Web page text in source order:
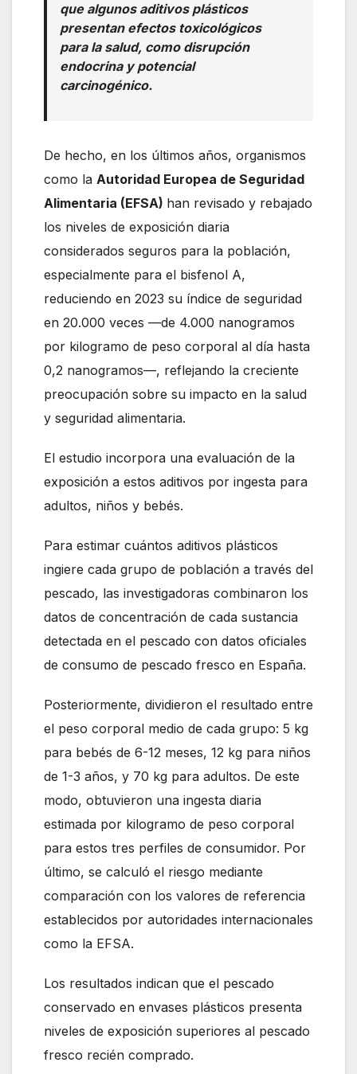
que algunos aditivos plásticos
presentan efectos toxicológicos
para la salud, como disrupción
endocrina y potencial
carcinogénico.
De hecho, en los últimos años, organismos
como la Autoridad Europea de Seguridad
Alimentaria (EFSA) han revisado y rebajado
los niveles de exposición diaria
considerados seguros para la población,
especialmente para el bisfenol A,
reduciendo en 2023 su índice de seguridad
en 20.000 veces —de 4.000 nanogramos
por kilogramo de peso corporal al día hasta
0,2 nanogramos—, reflejando la creciente
preocupación sobre su impacto en la salud
y seguridad alimentaria.
El estudio incorpora una evaluación de la
exposición a estos aditivos por ingesta para
adultos, niños y bebés.
Para estimar cuántos aditivos plásticos
ingiere cada grupo de población a través del
pescado, las investigadoras combinaron los
datos de concentración de cada sustancia
detectada en el pescado con datos oficiales
de consumo de pescado fresco en España.
Posteriormente, dividieron el resultado entre
el peso corporal medio de cada grupo: 5 kg
para bebés de 6-12 meses, 12 kg para niños
de 1-3 años, y 70 kg para adultos. De este
modo, obtuvieron una ingesta diaria
estimada por kilogramo de peso corporal
para estos tres perfiles de consumidor. Por
último, se calculó el riesgo mediante
comparación con los valores de referencia
establecidos por autoridades internacionales
como la EFSA.
Los resultados indican que el pescado
conservado en envases plásticos presenta
niveles de exposición superiores al pescado
fresco recién comprado.